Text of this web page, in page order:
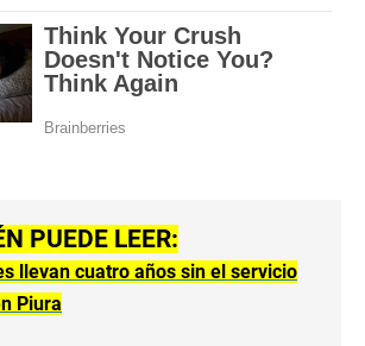
PUEDE LEER:
llevan cuatro años sin el servicio
Piura